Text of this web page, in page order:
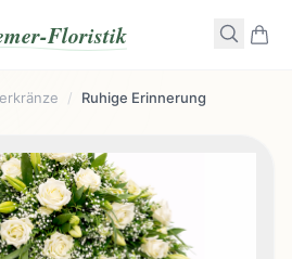
Floristik
/ Ruhige Erinnerung